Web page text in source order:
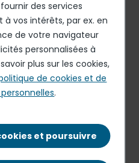
la Ville renforcent leur
des jeunes
des services
vos intérêts, par ex. en
de votre navigateur
personnalisées à
plus sur les cookies,
de cookies et de
.
et poursuivre